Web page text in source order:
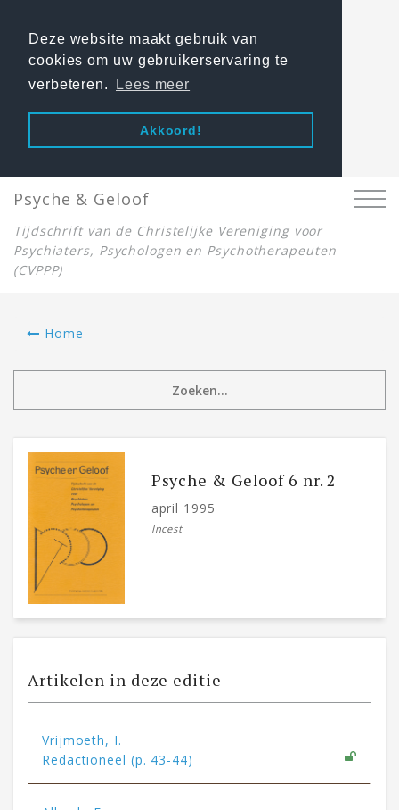
Deze website maakt gebruik van
cookies om uw gebruikerservaring te
verbeteren.
Lees meer
Akkoord!
Psyche & Geloof
Tijdschrift van de Christelijke Vereniging voor
Psychiaters, Psychologen en Psychotherapeuten
(CVPPP)
Home
Psyche & Geloof 6 nr. 2
april 1995
Incest
Artikelen in deze editie
Vrijmoeth, I.
Redactioneel (p. 43-44)